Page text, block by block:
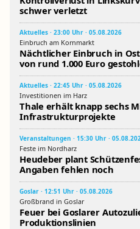
schwer verletzt
Aktuelles · 23:00 Uhr · 05.08.2026
Einbruch am Kornmarkt
Nächtlicher Einbruch in
von rund 1.000 Euro
Aktuelles · 22:45 Uhr · 05.08.2026
Investitionen im Harz
Thale erhält knapp sechs
Infrastrukturprojekte
Veranstaltungen · 15:30 Uhr ·
Feste im Nordharz
Heudeber plant
Angaben fehlen noch
Goslar · 12:51 Uhr · 05.08.2026
Großbrand in Goslar
Feuer bei Goslarer
Produktionslinien